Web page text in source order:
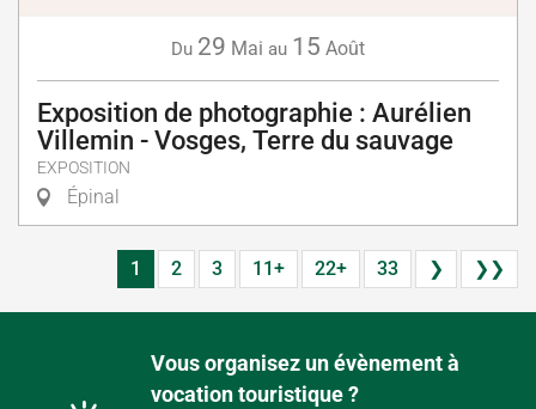
Du 29 Mai au 15 Août
Exposition de photographie : Aurélien
Villemin - Vosges, Terre du sauvage
EXPOSITION
Épinal
1 2 3 11+ 22+ 33 ❯ ❯❯
Vous organisez un évènement à
vocation touristique ?